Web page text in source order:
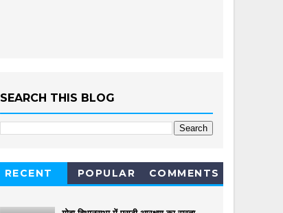
SEARCH THIS BLOG
RECENT POPULAR COMMENTS